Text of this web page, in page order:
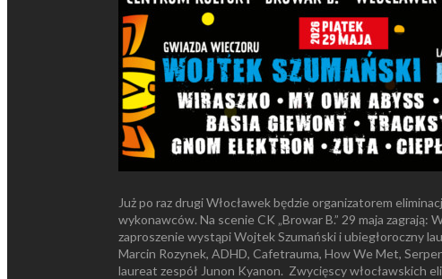
Już po raz drugi Włocławek będzie organizatorem
wykonawców. Na scenie CK „Browar B.” 29 maja
zaproszenie wystąpi Wojtek Szumański i ubiegłoroczny
Marcin Rozynek, ADHD, Cafetrauma, How We Met,
laureat zespół Junon Kyanon. Zwycięscy włocławskich